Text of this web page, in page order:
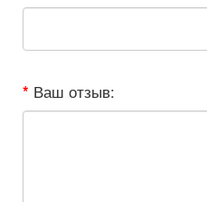
Ваш отзыв: